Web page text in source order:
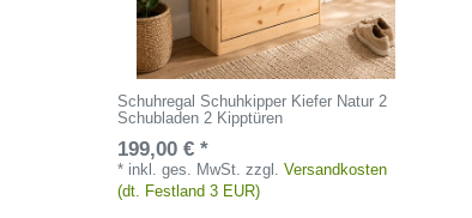
Schuhregal Schuhkipper Kiefer Natur 2
Schubladen 2 Kipptüren
199,00 € *
* inkl. ges. MwSt. zzgl.Versandkosten
(dt. Festland 3 EUR)